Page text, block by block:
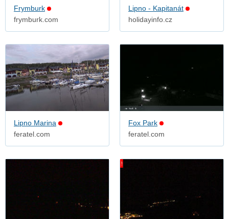
Frymburk
frymburk.com
Lipno - Kapitanát
holidayinfo.cz
Lipno Marina
feratel.com
Fox Park
feratel.com